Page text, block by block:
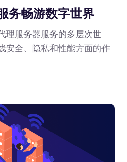
务畅游数字世界
理服务器服务的多层次世
安全、隐私和性能方面的作